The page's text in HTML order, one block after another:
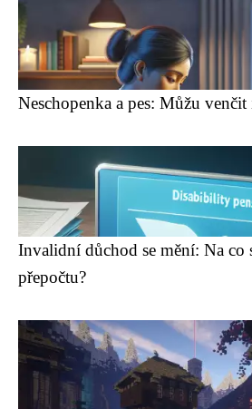
Neschopenka a pes: Můžu
Invalidní důchod se mění: Na co
přepočtu?